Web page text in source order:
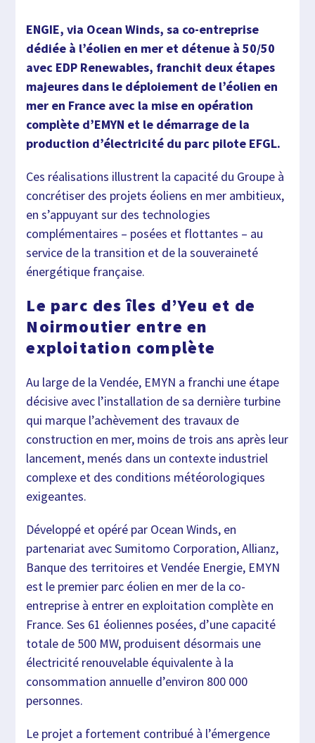
ENGIE, via Ocean Winds, sa co-entreprise
dédiée à l’éolien en mer et détenue à 50/50
avec EDP Renewables, franchit deux étapes
majeures dans le déploiement de l’éolien en
mer en France avec la mise en opération
complète d’EMYN et le démarrage de la
production d’électricité du parc pilote EFGL.
Ces réalisations illustrent la capacité du Groupe à
concrétiser des projets éoliens en mer ambitieux,
en s’appuyant sur des technologies
complémentaires – posées et flottantes – au
service de la transition et de la souveraineté
énergétique française.
Le parc des îles d’Yeu et de
Noirmoutier entre en
exploitation complète
Au large de la Vendée, EMYN a franchi une étape
décisive avec l’installation de sa dernière turbine
qui marque l’achèvement des travaux de
construction en mer, moins de trois ans après leur
lancement, menés dans un contexte industriel
complexe et des conditions météorologiques
exigeantes.
Développé et opéré par Ocean Winds, en
partenariat avec Sumitomo Corporation, Allianz,
Banque des territoires et Vendée Energie, EMYN
est le premier parc éolien en mer de la co-
entreprise à entrer en exploitation complète en
France. Ses 61 éoliennes posées, d’une capacité
totale de 500 MW, produisent désormais une
électricité renouvelable équivalente à la
consommation annuelle d’environ 800 000
personnes.
Le projet a fortement contribué à l’émergence